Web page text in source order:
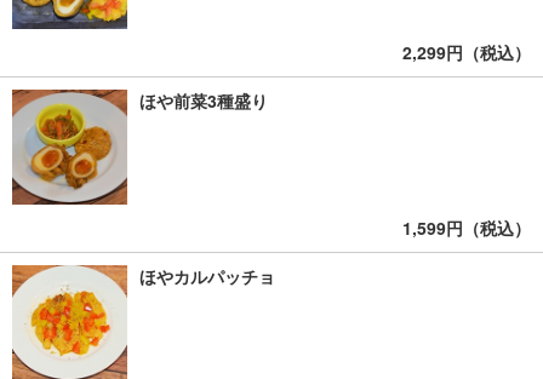
2,299円（税込）
ほや前菜3種盛り
1,599円（税込）
ほやカルパッチョ